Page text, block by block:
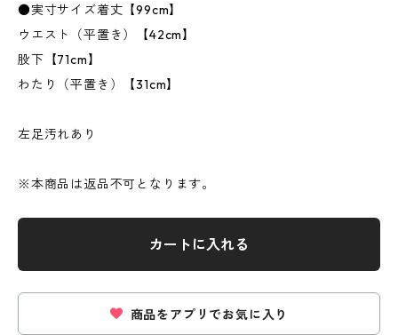
●実寸サイズ着丈【99cm】
ウエスト（平置き）【42cm】
股下【71cm】
わたり（平置き）【31cm】
左足汚れあり
※本商品は返品不可となります。
カートに入れる
商品をアプリでお気に入り